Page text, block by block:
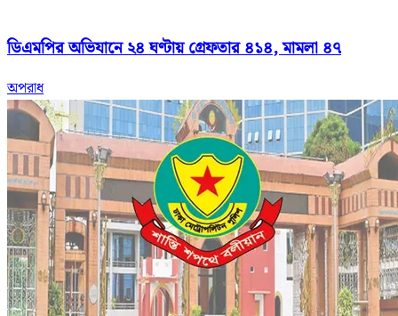
ডিএমপির অভিযানে ২৪ ঘণ্টায় গ্রেফতার ৪১৪, মামলা ৪৭
অপরাধ